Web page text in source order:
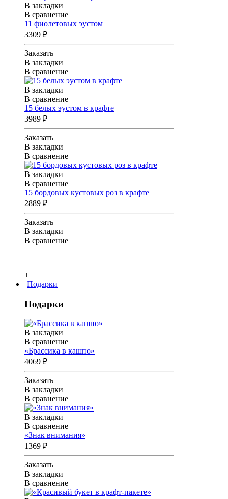
В закладки
В сравнение
11 фиолетовых эустом
3309 ₽
Заказать
В закладки
В сравнение
В закладки
В сравнение
15 белых эустом в крафте
3989 ₽
Заказать
В закладки
В сравнение
В закладки
В сравнение
15 бордовых кустовых роз в крафте
2889 ₽
Заказать
В закладки
В сравнение
+
Подарки
Подарки
В закладки
В сравнение
«Брассика в кашпо»
4069 ₽
Заказать
В закладки
В сравнение
В закладки
В сравнение
«Знак внимания»
1369 ₽
Заказать
В закладки
В сравнение